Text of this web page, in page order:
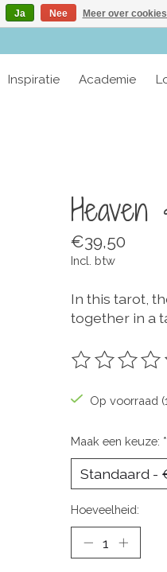
Inspiratie Academie
€39,50
Incl. btw
In this tarot,
together in a
De
Op voorraad
Maak een keuze: *
Hoeveelheid:
Ja Nee Meer over